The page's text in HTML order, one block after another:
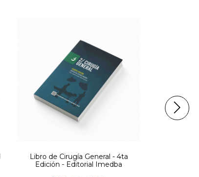
Libro de Cirugía General - 4ta
Edición - Editorial Imedba